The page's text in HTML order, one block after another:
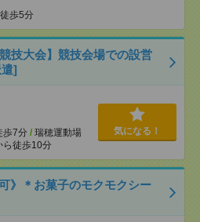
歩5分
技大会】競技会場での設営
]
歩7分 / 瑞穂運動場
ら徒歩10分
気になる！
》＊お菓子のモクモクシー